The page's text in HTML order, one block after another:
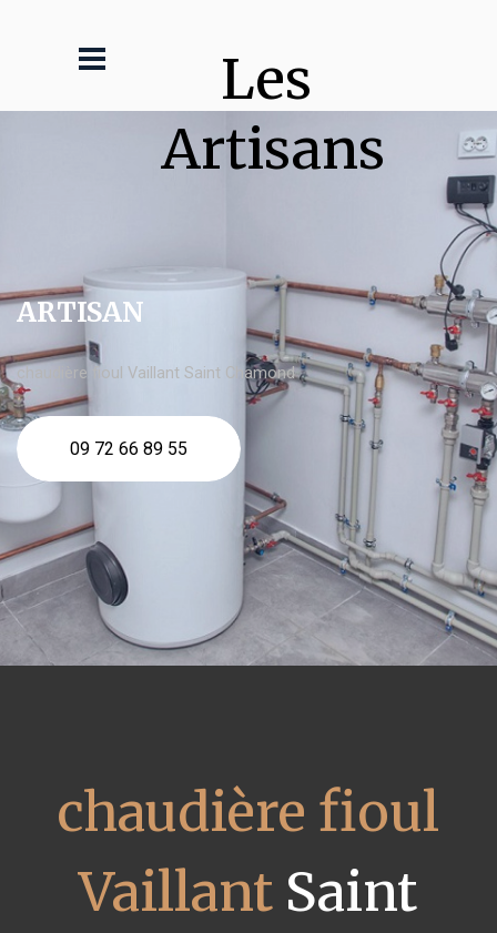
Les
Artisans
ARTISAN
chaudière fioul Vaillant Saint Chamond
09 72 66 89 55
chaudière fioul
Vaillant Saint